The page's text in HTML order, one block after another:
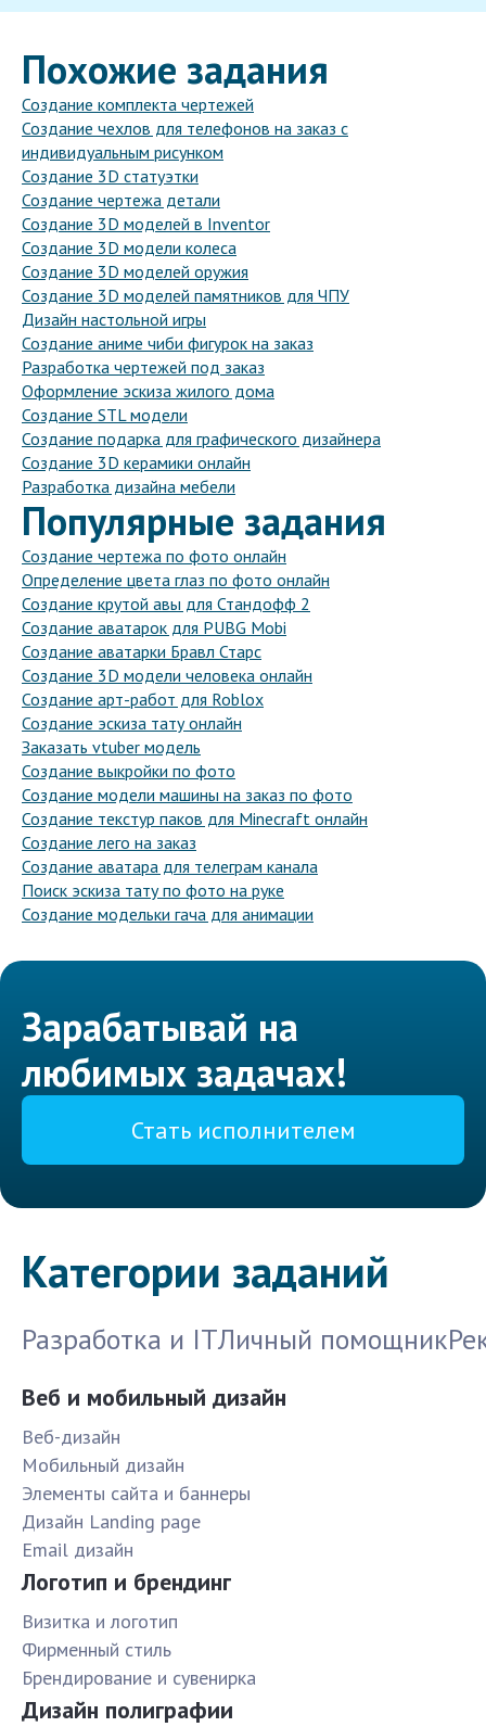
Похожие задания
Создание комплекта чертежей
Создание чехлов для телефонов на заказ с
индивидуальным рисунком
Создание 3D статуэтки
Создание чертежа детали
Создание 3D моделей в Inventor
Создание 3D модели колеса
Создание 3D моделей оружия
Создание 3D моделей памятников для ЧПУ
Дизайн настольной игры
Создание аниме чиби фигурок на заказ
Разработка чертежей под заказ
Оформление эскиза жилого дома
Создание STL модели
Создание подарка для графического дизайнера
Создание 3D керамики онлайн
Разработка дизайна мебели
Популярные задания
Создание чертежа по фото онлайн
Определение цвета глаз по фото онлайн
Создание крутой авы для Стандофф 2
Создание аватарок для PUBG Mobi
Создание аватарки Бравл Старс
Создание 3D модели человека онлайн
Создание арт-работ для Roblox
Создание эскиза тату онлайн
Заказать vtuber модель
Создание выкройки по фото
Создание модели машины на заказ по фото
Создание текстур паков для Minecraft онлайн
Создание лего на заказ
Создание аватара для телеграм канала
Поиск эскиза тату по фото на руке
Создание модельки гача для анимации
Зарабатывай на
любимых задачах!
Стать исполнителем
Категории заданий
Разработка и ITЛичный помощник
Веб и мобильный дизайн
Веб-дизайн
Мобильный дизайн
Элементы сайта и баннеры
Дизайн Landing page
Email дизайн
Логотип и брендинг
Визитка и логотип
Фирменный стиль
Брендирование и сувенирка
Дизайн полиграфии